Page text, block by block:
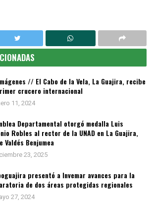
// El Cabo de la Vela, La Guajira, recibe
crucero internacional
11, 2024
Departamental otorgó medalla Luis
Robles al rector de la UNAD en La Guajira,
Valdés Benjumea
23, 2025
presentó a Invemar avances para la
de dos áreas protegidas regionales
27, 2024